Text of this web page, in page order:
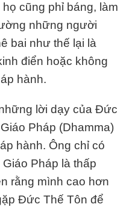
cũng phỉ báng, làm
những người
bai như thế lại là
điển hoặc không
hành.
lời dạy của Ðức
Pháp (Dhamma)
hành. Ông chỉ có
Pháp là thấp
rằng mình cao hơn
Ðức Thế Tôn để